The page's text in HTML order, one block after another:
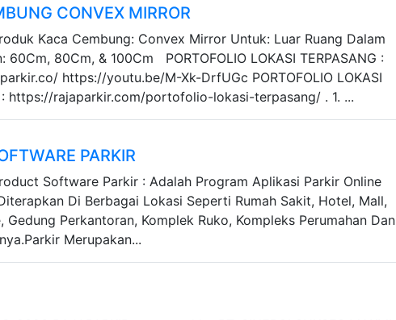
CONVEX MIRROR
Kaca Cembung: Convex Mirror Untuk: Luar Ruang Dalam
60Cm, 80Cm, & 100Cm PORTOFOLIO LOKASI TERPASANG :
https://youtu.be/M-Xk-DrfUGc PORTOFOLIO LOKASI
: https://rajaparkir.com/portofolio-lokasi-terpasang/ . 1. ...
PARKIR
Software Parkir : Adalah Program Aplikasi Parkir Online
Di Berbagai Lokasi Seperti Rumah Sakit, Hotel, Mall,
Gedung Perkantoran, Komplek Ruko, Kompleks Perumahan Dan
Merupakan...